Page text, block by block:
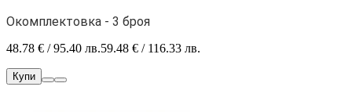
Окомплектовка - 3 броя
48.78 € / 95.40 лв.59.48 € / 116.33 лв.
Купи